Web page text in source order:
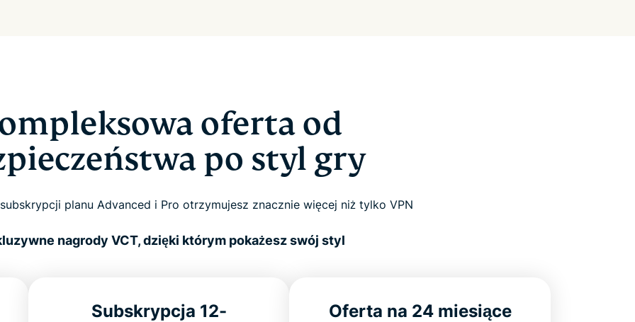
oferta od
po styl gry
planu Advanced i Pro otrzymujesz znacznie więcej niż tylko VPN
nagrody VCT, dzięki którym pokażesz swój styl
Subskrypcja 12-
Oferta na 24 miesiące